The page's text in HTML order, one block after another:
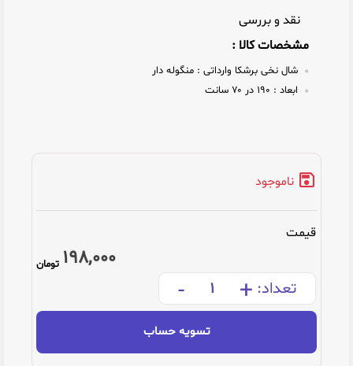
نقد و بررسی
مشخصات کالا :
شال نخی برشکا وارداتی : منگوله دار
ابعاد :
ناموجود
قیمت
198,000 تومان
تعداد: +
-
تسویه حساب